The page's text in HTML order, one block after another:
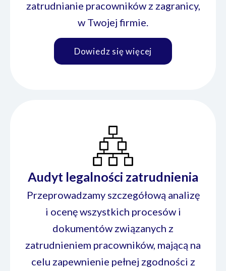
zatrudnianie pracowników z zagranicy,
w Twojej firmie.
Dowiedz się więcej
Audyt legalności zatrudnienia
Przeprowadzamy szczegółową analizę
i ocenę wszystkich procesów i
dokumentów związanych z
zatrudnieniem pracowników, mającą na
celu zapewnienie pełnej zgodności z